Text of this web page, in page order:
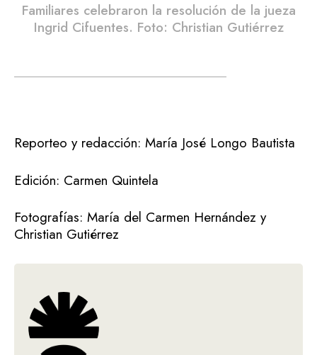
Familiares celebraron la resolución de la jueza
Ingrid Cifuentes. Foto: Christian Gutiérrez
Reporteo y redacción: María José Longo Bautista
Edición: Carmen Quintela
Fotografías: María del Carmen Hernández y
Christian Gutiérrez